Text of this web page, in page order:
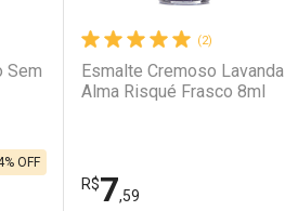
Sem
OFF
(2)
Esmalte Cremoso Lavanda
Alma Risqué Frasco 8ml
R$7,59